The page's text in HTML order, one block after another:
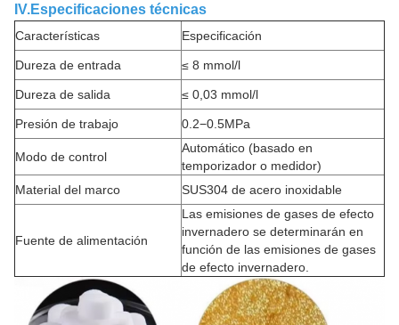
IV.Especificaciones técnicas
Características Especificación
Dureza de entrada ≤ 8 mmol/l
Dureza de salida ≤ 0,03 mmol/l
Presión de trabajo 0.2−0.5MPa
Modo de control
Automático (basado en
temporizador o medidor)
Material del marco
SUS304 de acero inoxidable
Fuente de alimentación
Las emisiones de gases de efecto
invernadero se determinarán en
función de las emisiones de gases
de efecto invernadero.